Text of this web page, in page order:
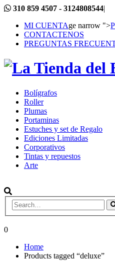
310 859 4507 - 3124808544|
MI CUENTAge narrow ">
CONTACTENOS
PREGUNTAS
Bolígrafos
Roller
Plumas
Portaminas
Estuches y set de Regalo
Ediciones Limitadas
Corporativos
Tintas y repuestos
Arte
0
Home
Products tagged “deluxe”